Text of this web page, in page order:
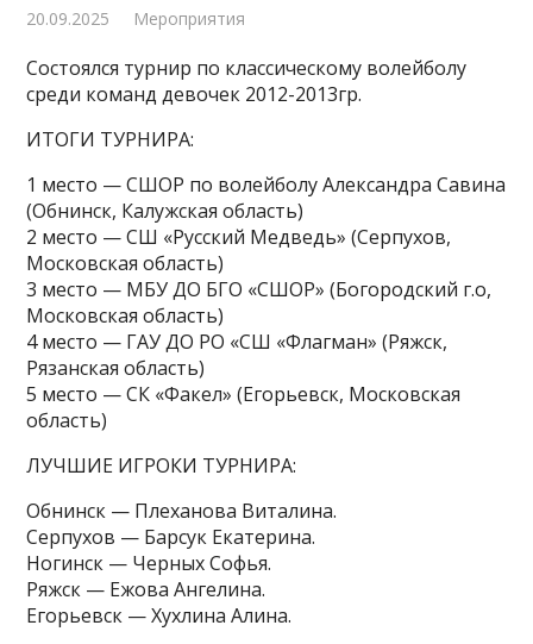
20.09.2025 Мероприятия
Состоялся турнир по классическому волейболу
среди команд девочек 2012-2013гр.
ИТОГИ ТУРНИРА:
1 место — СШОР по волейболу Александра Савина
(Обнинск, Калужская область)
2 место — СШ «Русский Медведь» (Серпухов,
Московская область)
3 место — МБУ ДО БГО «СШОР» (Богородский г.о,
Московская область)
4 место — ГАУ ДО РО «СШ «Флагман» (Ряжск,
Рязанская область)
5 место — СК «Факел» (Егорьевск, Московская
область)
ЛУЧШИЕ ИГРОКИ ТУРНИРА:
Обнинск — Плеханова Виталина.
Серпухов — Барсук Екатерина.
Ногинск — Черных Софья.
Ряжск — Ежова Ангелина.
Егорьевск — Хухлина Алина.